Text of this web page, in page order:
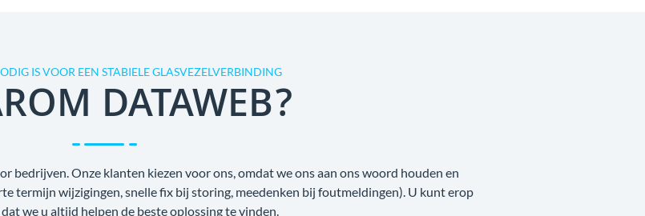
IS VOOR EEN STABIELE GLASVEZELVERBINDING
DATAWEB?
bedrijven. Onze klanten kiezen voor ons, omdat we ons aan ons woord houden en
termijn wijzigingen, snelle fix bij storing, meedenken bij foutmeldingen). U kunt erop
we u altijd helpen de beste oplossing te vinden.